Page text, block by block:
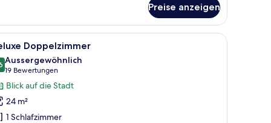
Preise anzeigen
und Stühlen.
Conditioner auf einer Holzablage.Ein Hotelzimmer mit Bett, Schreibtisch,
14 Doppelzimmer
von 10
Aussergewöhnlich
19 Bewertungen
(19
Bewertungen)
Blick auf die Stadt
24 m²
1 Schlafzimmer